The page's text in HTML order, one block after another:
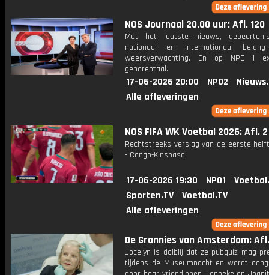
NOS Journaal 20.00 uur: Afl. 120
Met het laatste nieuws,
nationaal en internationaal
weersverwachting. En op NPO 1
gebarentaal.
17-06-2026 20:00 NPO2
Alle afleveringen
NOS FIFA WK Voetbal 2026: Afl. 2
Rechtstreeks verslag van de eerste
- Congo-Kinshasa.
17-06-2026 19:30 NPO1
Sporten.TV
Voetbal.TV
Alle afleveringen
De Grannies van Amsterdam:
Jocelyn is dolblij dat ze pubquiz mag
tijdens de Museumnacht en wordt